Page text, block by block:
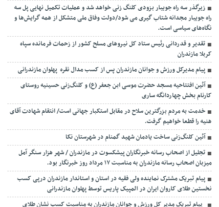
زیرگذر سه راه جویبار بزودی کلنگ زنی خواهد شد و عملیات تکمیل نهایی پل سه
راه جویبار مجدانه شتاب گیری می شود/دولت وفاق ملی متشکل از همه گرایش‌ها و
نگاه‌های سیاسی است.
تقدیر و قدردانی رئیس ستاد کل نیرو‌های مسلح کشور از زحمات فرمانده سپاه
کربلا مازندران
پیام مدیرکل ورزش و جوانان مازندران پس از کسب مدال نقره پهلوان مازندرانی
آئین افتتاحیه مسجد حضرت موسی ابن جعفر (ع) و کلنگ‌زنی حسینیه روستای
کارنام بخش چهاردانگه ساری
خدمت به مردم بزرگترین سلاح در مقابل استکبار جهانی است/ انتقام شهادت آقای
هنیه را قطعا خواهیم گرفت.
آئین کلنگ‌زنی ساخت یادمان شهید گمنام در شهرستان نکا
تجلیل از اصحاب رسانه خبرنگاران پیشکسوت در مازندران / شهر هزار سنگر آمل
میزبان اصحاب رسانه مازندران به مناسبت ۱۷ مرداد روز خبرنگار بود.
پیام تبریک مشترک نماینده ولی فقیه در استان و استاندار مازندران درپی کسب
نخستین طلای کاروان ایران در المپیک پاریس توسط پهلوان مازندرانی
‍ ‍ پیام تبریک مدیر کل ورزش و جوانان مازندران به مناسبت کسب نشان طلای